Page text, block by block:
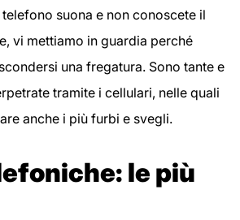
telefono suona e non conoscete il
vi mettiamo in guardia perché
una fregatura. Sono tante e
tramite i cellulari, nelle quali
anche i più furbi e svegli.
le più